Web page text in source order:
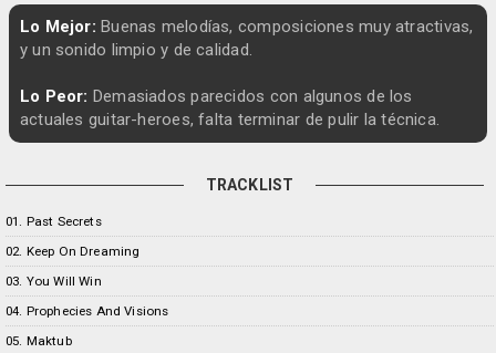
Lo Mejor: Buenas melodías, composiciones muy atractivas,
y un sonido limpio y de calidad.
Lo Peor: Demasiados parecidos con algunos de los
actuales guitar-heroes, falta terminar de pulir la técnica.
TRACKLIST
01. Past Secrets
02. Keep On Dreaming
03. You Will Win
04. Prophecies And Visions
05. Maktub